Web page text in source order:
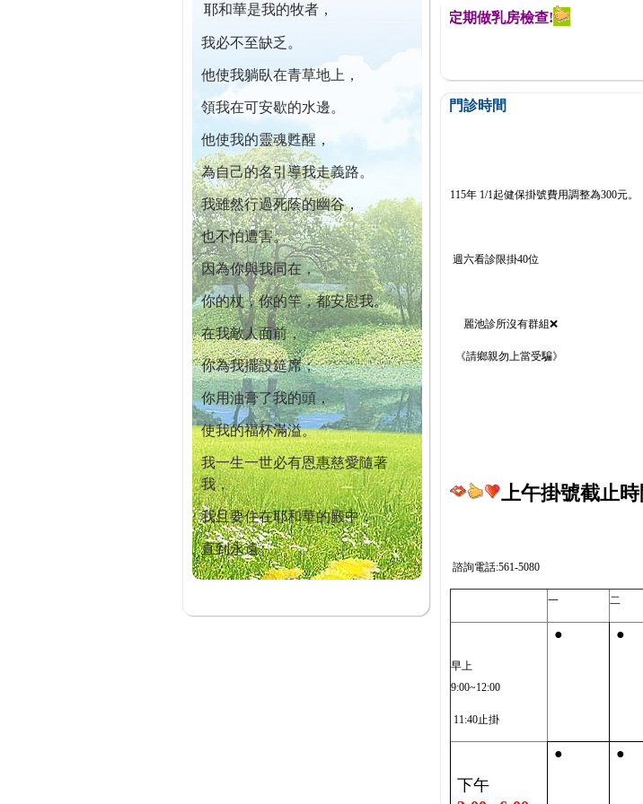
耶和華是我的牧者，
我必不至缺乏。
他使我躺臥在青草地上，
領我在可安歇的水邊。
他使我的靈魂甦醒，
為自己的名引導我走義路。
我雖然行過死蔭的幽谷，
也不怕遭害。
因為你與我同在，
你的杖，你的竿，都安慰我。
在我敵人面前，
你為我擺設筵席；
你用油膏了我的頭，
使我的福杯滿溢。
我一生一世必有恩惠慈愛隨著
我，
我且要住在耶和華的殿中，
直到永遠。
本院自開幕迄今已篩檢出1700位乳癌患者,提醒您定期做乳房檢查!
門診時間
115年 1/1起健保掛號費用調整為300元。
週六看診限掛40位
麗池診所沒有群組❌
《請鄉親勿上當受騙》
上午掛號截止
諮詢電話:561-5080
一 二
早上
9:00~12:00
11:40止掛
● ●
下午
● ●